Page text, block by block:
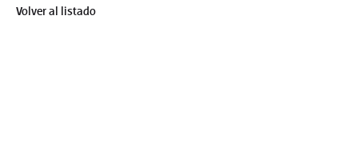
Volver al listado